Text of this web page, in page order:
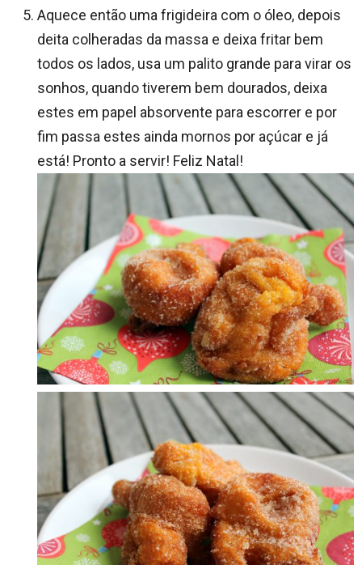
Aquece então uma frigideira com o óleo, depois
deita colheradas da massa e deixa fritar bem
todos os lados, usa um palito grande para virar os
sonhos, quando tiverem bem dourados, deixa
estes em papel absorvente para escorrer e por
fim passa estes ainda mornos por açúcar e já
está! Pronto a servir! Feliz Natal!